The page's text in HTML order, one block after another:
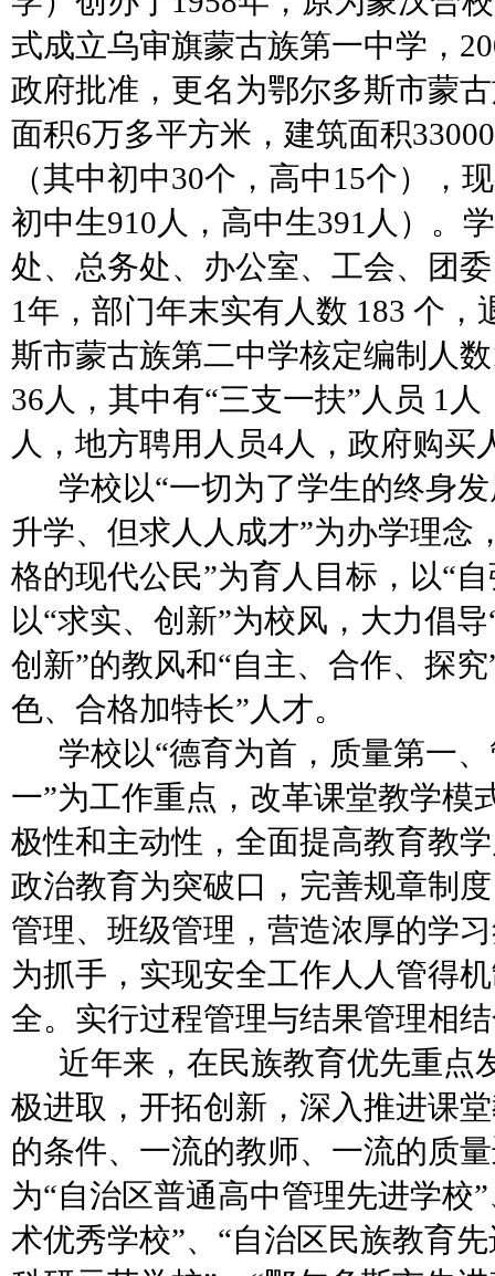
式成立乌审旗蒙古族第一中学，
政府批准，更名为鄂尔多斯市蒙
面积6万多平方米，建筑面积
（其中初中30个，高中15个），
初中生910人，高中生391人）。
处、总务处、办公室、工会、团
1年，部门年末实有人数 183 个，
斯市蒙古族第二中学核定编制人
36人，其中有“三支一扶”人员 1
人，地方聘用人员4人，政府购买
学校以“一切为了学生的终身
升学、但求人人成才”为办学理念
格的现代公民”为育人目标，以“
以“求实、创新”为校风，大力倡
创新”的教风和“自主、合作、探
色、合格加特长”人才。
学校以“德育为首，质量第一
一”为工作重点，改革课堂教学模
极性和主动性，全面提高教育教
政治教育为突破口，完善规章制
管理、班级管理，营造浓厚的学
为抓手，实现安全工作人人管得
全。实行过程管理与结果管理相
近年来，在民族教育优先重点
极进取，开拓创新，深入推进课
的条件、一流的教师、一流的质
为“自治区普通高中管理先进学校
术优秀学校”、“自治区民族教育